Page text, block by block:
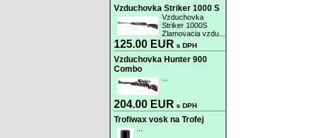
Vzduchovka Striker 1000 S
Vzduchovka
Striker 1000S
Zlamovacia vzdu...
125.00 EUR s DPH
Vzduchovka Hunter 900
Combo
204.00 EUR s DPH
Trofiwax vosk na Trofej